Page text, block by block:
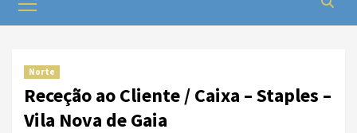
Norte
Receção ao Cliente / Caixa – Staples –
Vila Nova de Gaia